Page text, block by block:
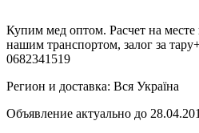
Купим мед оптом. Расчет на месте
нашим транспортом, залог за
0682341519
Регион и доставка: Вся Україна
Объявление актуально до